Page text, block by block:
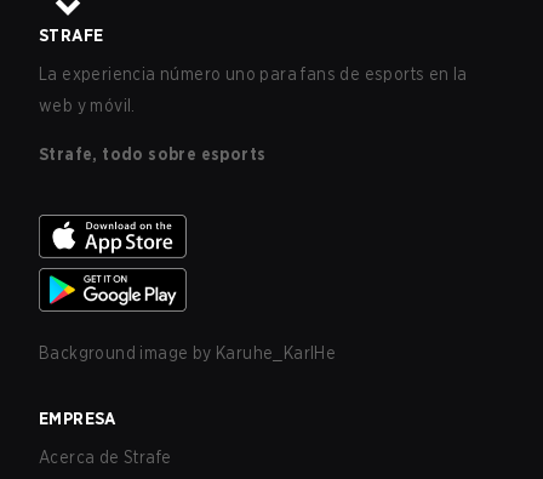
STRAFE
La experiencia número uno para fans de esports en la
web y móvil.
Strafe, todo sobre esports
Background image by Karuhe_KarlHe
EMPRESA
Acerca de Strafe